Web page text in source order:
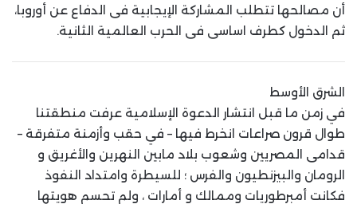
أن مصالحها تتطلب المشاركة الإيجابية فى الدفاع عن أوروبا،
ثم الدخول كطرف اساسى فى الحرب العالمية الثانية.
الشرق الأوسط
في زمن ما قبل انتشار الدعوة الإسلامية عرفت منطقتنا
طوال قرون صراعات انخرط فيها – في حقب وأزمنة متفرقة –
قدامى المصريين وشعوب بلاد مابين النهرين والأغريق و
الرومان والبيزنطيون والفرس ؛ للسيطرة وامتداد النفوذ
فكانت أمبرطوريات وممالك و أمارات ، ولم تحسم هويتها